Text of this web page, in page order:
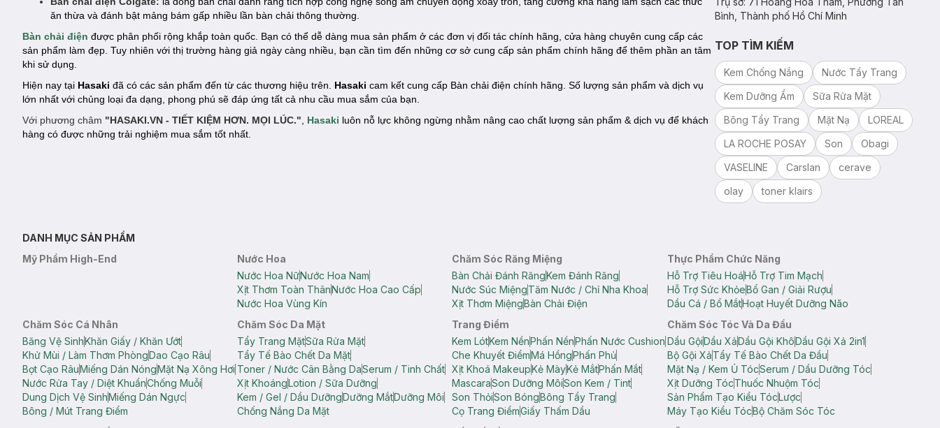
ăn thừa và đánh bật mảng bám gấp nhiều lần bàn chải thông thường.
Bàn chải điện được phân phối rộng khắp toàn quốc. Bạn có thể dễ dàng mua sản phẩm ở các đơn vị đối tác chính hãng, cửa hàng chuyên cung cấp các
sản phẩm làm đẹp. Tuy nhiên với thị trường hàng giả ngày càng nhiều, bạn cần tìm đến những cơ sở cung cấp sản phẩm chính hãng để thêm phần an tâm
khi sử dụng.
Hiện nay tại Hasaki đã có các sản phẩm đến từ các thương hiệu trên. Hasaki cam kết cung cấp Bàn chải điện chính hãng. Số lượng sản phẩm và dịch vụ
lớn nhất với chủng loại đa dạng, phong phú sẽ đáp ứng tất cả nhu cầu mua sắm của bạn.
Với phương châm "HASAKI.VN - TIẾT KIỆM HƠN. MỌI LÚC." Hasaki luôn nỗ lực không ngừng nhằm nâng cao chất lượng sản phẩm & dịch vụ để khách
hàng có được những trải nghiệm mua sắm tốt nhất.
Bình, Thành phố Hồ Chí Minh
TOP TÌM KIẾM
Kem Chống Nắng
Nước Tẩy Trang
Kem Dưỡng Ẩm
Sữa Rửa Mặt
Bông Tẩy Trang
Mặt Nạ
LOREAL
LA ROCHE POSAY
Son
Obagi
VASELINE
Carslan
cerave
olay
toner klairs
DANH MỤC SẢN PHẨM
Mỹ Phẩm High-End
Nước Hoa
Nước Hoa NữNước Hoa Nam
Xịt Thơm Toàn ThânNước Hoa Cao Cấp
Nước Hoa Vùng Kín
Chăm Sóc Răng Miệng
Bàn Chải Đánh RăngKem Đánh Răng
Nước Súc MiệngTăm Nước / Chỉ Nha Khoa
Xịt Thơm MiệngBàn Chải Điện
Thực Phẩm Chức Năng
Hỗ Trợ Tiêu HoáHỗ Trợ Tim Mạch
Hỗ Trợ Sức KhỏeBổ Gan / Giải Rượu
Dầu Cá / Bổ MắtHoạt Huyết Dưỡng Não
Chăm Sóc Cá Nhân
Băng Vệ SinhKhăn Giấy / Khăn Ướt
Khử Mùi / Làm Thơm PhòngDao Cạo Râu
Bọt Cạo RâuMiếng Dán NóngMặt Nạ Xông Hơi
Nước Rửa Tay / Diệt KhuẩnChống Muỗi
Dung Dịch Vệ SinhMiếng Dán Ngực
Bông / Mút Trang Điểm
Chăm Sóc Da Mặt
Tẩy Trang MặtSữa Rửa Mặt
Tẩy Tế Bào Chết Da Mặt
Toner / Nước Cân Bằng DaSerum / Tinh Chất
Xịt KhoángLotion / Sữa Dưỡng
Kem / Gel / Dầu DưỡngDưỡng MắtDưỡng Môi
Chống Nắng Da Mặt
Trang Điểm
Kem LótKem NềnPhấn NềnPhấn Nước Cushion
Che Khuyết ĐiểmMá HồngPhấn Phủ
Xịt Khoá MakeupKẻ MàyKẻ MắtPhấn Mắt
MascaraSon Dưỡng MôiSon Kem / Tint
Son ThỏiSon BóngBông Tẩy Trang
Cọ Trang ĐiểmGiấy Thấm Dầu
Chăm Sóc Tóc Và Da Đầu
Dầu GộiDầu XảDầu Gội KhôDầu Gội Xả 2in1
Bộ Gội XảTẩy Tế Bào Chết Da Đầu
Mặt Nạ / Kem Ủ TócSerum / Dầu Dưỡng Tóc
Xịt Dưỡng TócThuốc Nhuộm Tóc
Sản Phẩm Tạo Kiểu TócLược
Máy Tạo Kiểu TócBộ Chăm Sóc Tóc